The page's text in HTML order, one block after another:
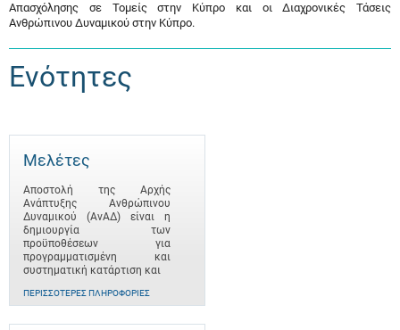
Απασχόλησης σε Τομείς στην Κύπρο και οι Διαχρονικές Τάσεις
Ανθρώπινου Δυναμικού στην Κύπρο.
Ενότητες
Μελέτες
Αποστολή της Αρχής
Ανάπτυξης Ανθρώπινου
Δυναμικού (ΑνΑΔ) είναι η
δημιουργία των
προϋποθέσεων για
προγραμματισμένη και
συστηματική κατάρτιση και
ΠΕΡΙΣΣΌΤΕΡΕΣ ΠΛΗΡΟΦΟΡΊΕΣ